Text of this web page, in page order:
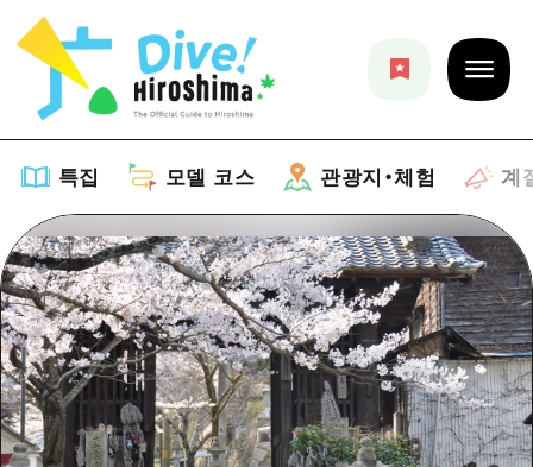
특집 모델 코스 관광지・체험 계
특집
목록
추천
아트
모델 코스
목록
Dive! Hiroshima 공식 가이드
관광지・체험